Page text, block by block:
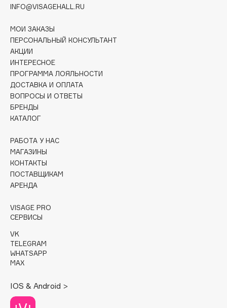
Clarins Precious
НОВИНКА
Clive Christian
Club De Nuit
Collagenina
Consly
Corimo
CosRX
Cottolina
Cunzite
Curaprox
D
DABO
DARLING*
Darphin
INFO@VISAGEHALL.RU
МОИ ЗАКАЗЫ
ПЕРСОНАЛЬНЫЙ КОНСУЛЬТАНТ
АКЦИИ
ИНТЕРЕСНОЕ
ПРОГРАММА ЛОЯЛЬНОСТИ
ДОСТАВКА И ОПЛАТА
ВОПРОСЫ И ОТВЕТЫ
БРЕНДЫ
КАТАЛОГ
РАБОТА У НАС
МАГАЗИНЫ
КОНТАКТЫ
ПОСТАВЩИКАМ
АРЕНДА
VISAGE PRO
СЕРВИСЫ
VK
TELEGRAM
WHATSAPP
MAX
IOS & Android >